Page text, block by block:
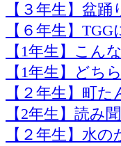
【３年生】盆踊
【６年生】
【1年生】こん
【1年生】どち
【２年生】町た
【2年生】読み
【２年生】水の